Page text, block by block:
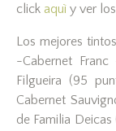
click aquì y ver
Los mejores
-Cabernet Franc
Filgueira (95
Cabernet
de Familia